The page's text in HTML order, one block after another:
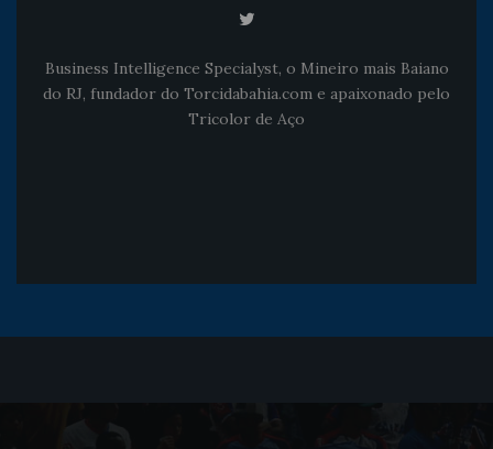
Business Intelligence Specialyst, o Mineiro mais Baiano
do RJ, fundador do Torcidabahia.com e apaixonado pelo
Tricolor de Aço